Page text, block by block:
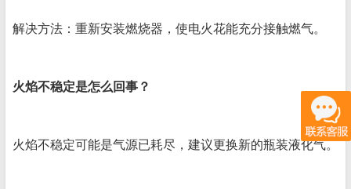
解决方法：重新安装燃烧器，使电火花能充分接触燃气。
火焰不稳定是怎么回事？
火焰不稳定可能是气源已耗尽，建议更换新的瓶装液化气。